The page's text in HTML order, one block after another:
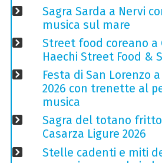
Sagra Sarda a Nervi
musica sul mare
Street food coreano a
Haechi Street Food &
Festa di San Lorenzo
2026 con trenette al
musica
Sagra del totano
Casarza Ligure 2026
Stelle cadenti e miti